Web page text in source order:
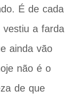
É de cada
vestiu a farda
ainda vão
não é o
de que